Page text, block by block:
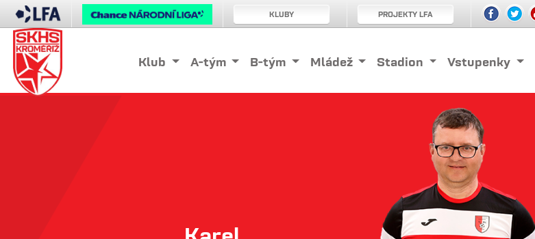
Klub A-tým B-tým Mládež Stadion Vstupenky
KLUBY PROJEKTY LFA